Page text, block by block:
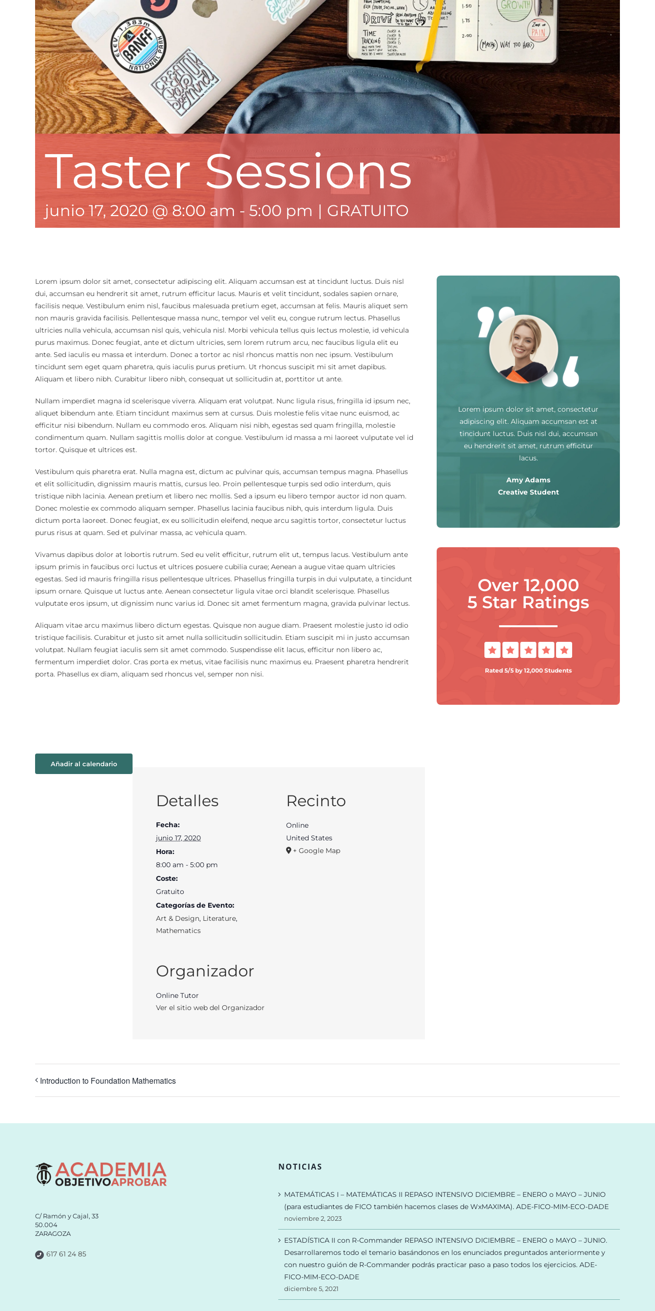
Taster Sessions
junio 17, 2020 @ 8:00 am - 5:00 pm | GRATUITO
Lorem ipsum dolor sit amet, consectetur adipiscing elit. Aliquam accumsan est at tincidunt luctus. Duis nisl
dui, accumsan eu hendrerit sit amet, rutrum efficitur lacus. Mauris et velit tincidunt, sodales sapien ornare,
facilisis neque. Vestibulum enim nisl, faucibus malesuada pretium eget, accumsan at felis. Mauris aliquet sem
non mauris gravida facilisis. Pellentesque massa nunc, tempor vel velit eu, congue rutrum lectus. Phasellus
ultricies nulla vehicula, accumsan nisl quis, vehicula nisl. Morbi vehicula tellus quis lectus molestie, id vehicula
purus maximus. Donec feugiat, ante et dictum ultricies, sem lorem rutrum arcu, nec faucibus ligula elit eu
ante. Sed iaculis eu massa et interdum. Donec a tortor ac nisl rhoncus mattis non nec ipsum. Vestibulum
tincidunt sem eget quam pharetra, quis iaculis purus pretium. Ut rhoncus suscipit mi sit amet dapibus.
Aliquam et libero nibh. Curabitur libero nibh, consequat ut sollicitudin at, porttitor ut ante.
Nullam imperdiet magna id scelerisque viverra. Aliquam erat volutpat. Nunc ligula risus, fringilla id ipsum nec,
aliquet bibendum ante. Etiam tincidunt maximus sem at cursus. Duis molestie felis vitae nunc euismod, ac
efficitur nisi bibendum. Nullam eu commodo eros. Aliquam nisi nibh, egestas sed quam fringilla, molestie
condimentum quam. Nullam sagittis mollis dolor at congue. Vestibulum id massa a mi laoreet vulputate vel id
tortor. Quisque et ultrices est.
Vestibulum quis pharetra erat. Nulla magna est, dictum ac pulvinar quis, accumsan tempus magna. Phasellus
et elit sollicitudin, dignissim mauris mattis, cursus leo. Proin pellentesque turpis sed odio interdum, quis
tristique nibh lacinia. Aenean pretium et libero nec mollis. Sed a ipsum eu libero tempor auctor id non quam.
Donec molestie ex commodo aliquam semper. Phasellus lacinia faucibus nibh, quis interdum ligula. Duis
dictum porta laoreet. Donec feugiat, ex eu sollicitudin eleifend, neque arcu sagittis tortor, consectetur luctus
purus risus at quam. Sed et pulvinar massa, ac vehicula quam.
Vivamus dapibus dolor at lobortis rutrum. Sed eu velit efficitur, rutrum elit ut, tempus lacus. Vestibulum ante
ipsum primis in faucibus orci luctus et ultrices posuere cubilia curae; Aenean a augue vitae quam ultricies
egestas. Sed id mauris fringilla risus pellentesque ultrices. Phasellus fringilla turpis in dui vulputate, a tincidunt
ipsum ornare. Quisque ut luctus ante. Aenean consectetur ligula vitae orci blandit scelerisque. Phasellus
vulputate eros ipsum, ut dignissim nunc varius id. Donec sit amet fermentum magna, gravida pulvinar lectus.
Aliquam vitae arcu maximus libero dictum egestas. Quisque non augue diam. Praesent molestie justo id odio
tristique facilisis. Curabitur et justo sit amet nulla sollicitudin sollicitudin. Etiam suscipit mi in justo accumsan
volutpat. Nullam feugiat iaculis sem sit amet commodo. Suspendisse elit lacus, efficitur non libero ac,
fermentum imperdiet dolor. Cras porta ex metus, vitae facilisis nunc maximus eu. Praesent pharetra hendrerit
porta. Phasellus ex diam, aliquam sed rhoncus vel, semper non nisi.
Lorem ipsum dolor sit amet, consectetur
adipiscing elit. Aliquam accumsan est at
tincidunt luctus. Duis nisl dui, accumsan
eu hendrerit sit amet, rutrum efficitur
lacus.
Amy Adams
Creative Student
Over 12,000
5 Star Ratings
Rated 5/5 by 12,000 Students
Añadir al calendario
Detalles
Fecha:
junio 17, 2020
Hora:
8:00 am - 5:00 pm
Coste:
Gratuito
Categorías de Evento:
Art & Design, Literature,
Mathematics
Organizador
Online Tutor
Ver el sitio web del Organizador
Recinto
Online
United States
+ Google Map
Introduction to Foundation Mathematics
C/ Ramón y Cajal, 33
50.004
ZARAGOZA
617 61 24 85
NOTICIAS
MATEMÁTICAS I – MATEMÁTICAS II REPASO INTENSIVO DICIEMBRE – ENERO o MAYO – JUNIO
(para estudiantes de FICO también hacemos clases de WxMAXIMA). ADE-FICO-MIM-ECO-DADE
noviembre 2, 2023
ESTADÍSTICA II con R-Commander REPASO INTENSIVO DICIEMBRE – ENERO o MAYO – JUNIO.
Desarrollaremos todo el temario basándonos en los enunciados preguntados anteriormente y
con nuestro guión de R-Commander podrás practicar paso a paso todos los ejercicios. ADE-
FICO-MIM-ECO-DADE
diciembre 5, 2021